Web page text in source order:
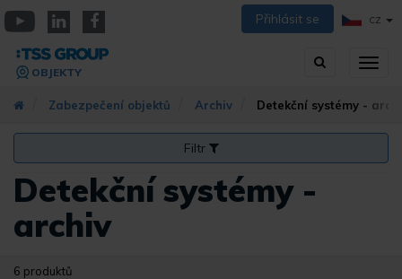
Přejít
k
hlavnímu
obsahu
Přihlásit se CZ
Vyhledávání
OBJEKTY
Zabezpečení objektů Archiv Detekční systémy -
Filtr
Detekční systémy -
archiv
6 produktů